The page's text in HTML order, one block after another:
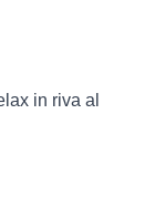
in riva al